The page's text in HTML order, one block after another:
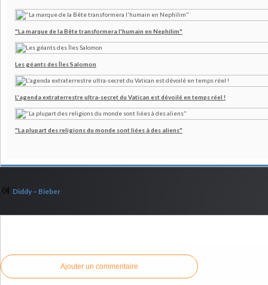
"La marque de la Bête transformera l'humain en Nephilim"
Les géants des Îles Salomon
L'agenda extraterrestre ultra-secret du Vatican est dévoilé en temps réel !
"La plupart des religions du monde sont liées à des aliens"
Diddy – Bieber
Ajouter un commentaire